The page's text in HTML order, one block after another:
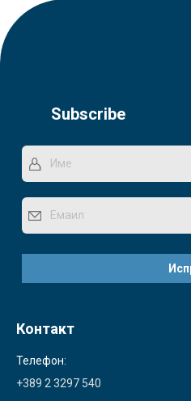
Subscribe
Контакт
Телефон:
+389 2 3297 540